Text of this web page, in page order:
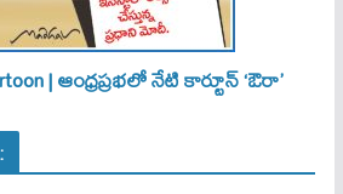
| ఆంధ్రప్రభలో నేటి కార్టూన్ ‘ఔరా’